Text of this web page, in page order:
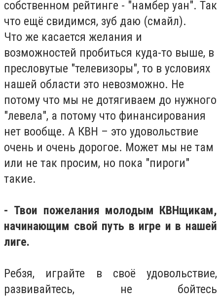
собственном рейтинге - "намбер уан". Так
что ещё свидимся, зуб даю (смайл).
Что же касается желания и
возможностей пробиться куда-то выше, в
пресловутые "телевизоры", то в условиях
нашей области это невозможно. Не
потому что мы не дотягиваем до нужного
"левела", а потому что финансирования
нет вообще. А КВН – это удовольствие
очень и очень дорогое. Может мы не там
или не так просим, но пока "пироги"
такие.
- Твои пожелания молодым КВНщикам,
начинающим свой путь в игре и в нашей
лиге.
Ребзя, играйте в своё удовольствие,
развивайтесь, не бойтесь